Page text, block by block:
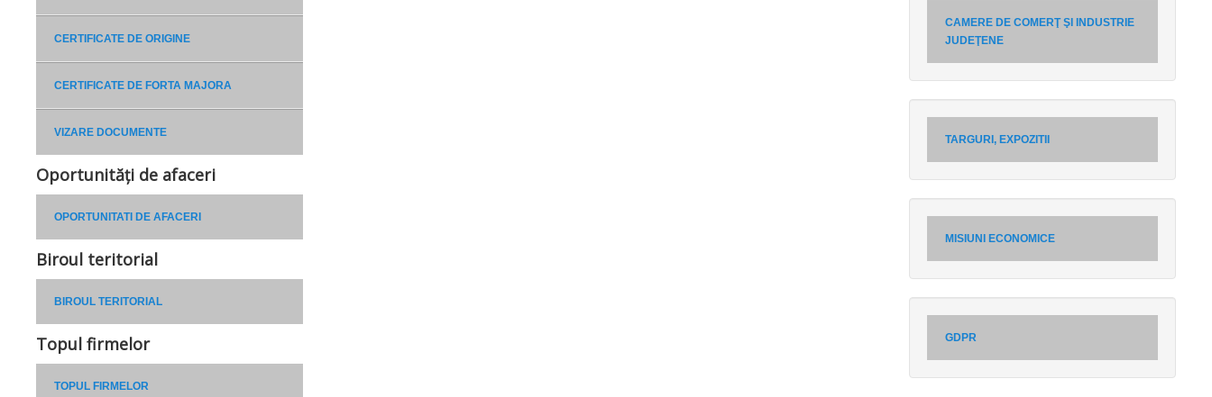
CERTIFICATE DE ORIGINE
CERTIFICATE DE FORTA MAJORA
VIZARE DOCUMENTE
Oportunități de afaceri
OPORTUNITATI DE AFACERI
Biroul teritorial
BIROUL TERITORIAL
Topul firmelor
TOPUL FIRMELOR
CAMERE DE COMERŢ ŞI INDUSTRIE
JUDEŢENE
TARGURI, EXPOZITII
MISIUNI ECONOMICE
GDPR